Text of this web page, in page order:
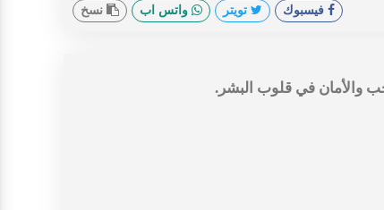
فيسبوك تويتر واتس اب نسخ
والأمان في قلوب البشر.